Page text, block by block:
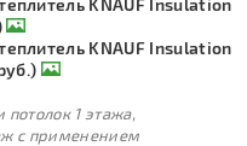
KNAUF Insulation
KNAUF Insulation
потолок 1 этажа,
с применением